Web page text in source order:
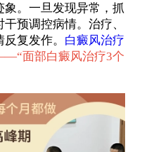
。一旦发现异常，抓
预调控病情。治疗、
复发作。 白癜风治疗
面部白癜风治疗3个